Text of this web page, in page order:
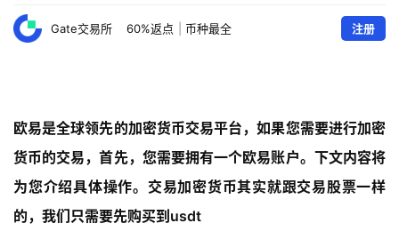
Gate交易所 60%返点 币种最全 注册
欧易是全球领先的加密货币交易平台，如果您需要进行加密
货币的交易，首先，您需要拥有一个欧易账户。下文内容将
为您介绍具体操作。交易加密货币其实就跟交易股票一样
的，我们只需要先购买到usdt